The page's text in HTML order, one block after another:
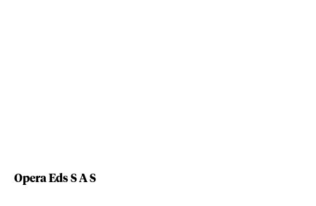
Opera Eds S A S